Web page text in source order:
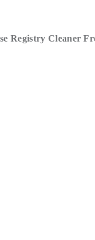
Registry Cleaner